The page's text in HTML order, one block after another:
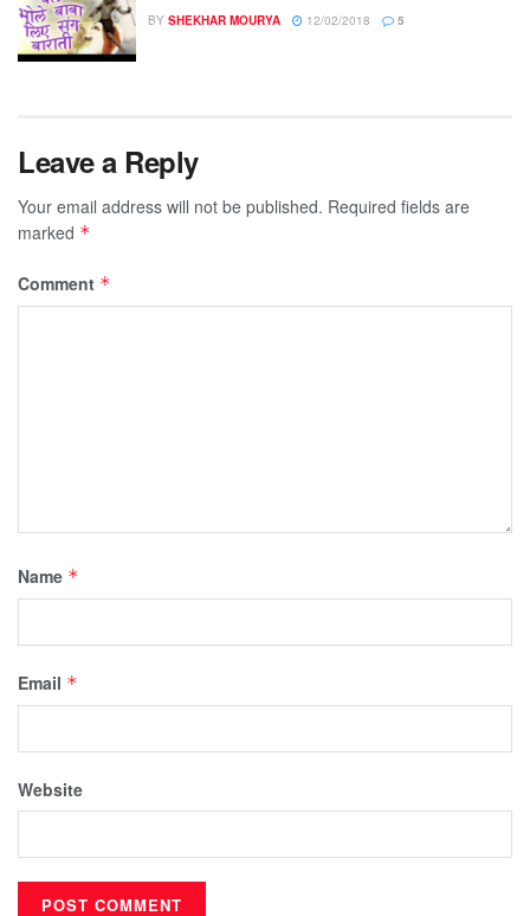
BY SHEKHAR MOURYA 12/02/2018 5
Leave a Reply
Your email address will not be published. Required fields are
marked *
Comment *
Name *
Email *
Website